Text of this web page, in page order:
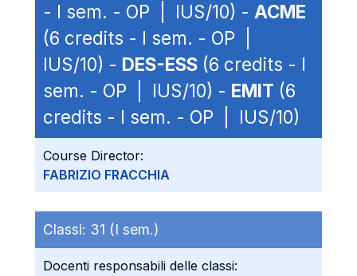
- I sem. - OP | IUS/10) - ACME
(6 credits - I sem. - OP |
IUS/10) - DES-ESS (6 credits - I
sem. - OP | IUS/10) - EMIT (6
credits - I sem. - OP | IUS/10)
Course Director:
FABRIZIO FRACCHIA
Classi: 31 (I sem.)
Docenti responsabili delle classi: